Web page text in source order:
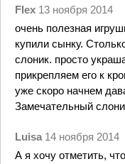
Flex 13 ноября 2014
очень полезная
купили сынку.
слоник. просто
прикрепляем его к
уже скоро начнем
Замечательный
Luisa 14 ноября 2014
А я хочу отметить,